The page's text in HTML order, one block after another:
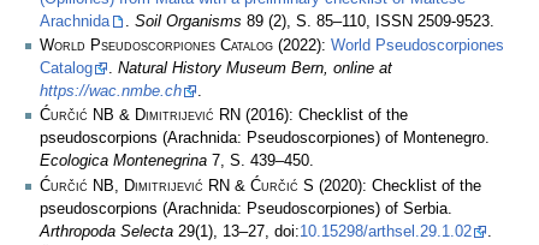
Arachnida
. Soil Organisms 89 (2), S. 85–110, ISSN 2509-9523.
World Pseudoscorpiones Catalog (2022): World Pseudoscorpiones
Catalog
. Natural History Museum Bern, online at
https://wac.nmbe.ch
.
Ćurčić NB & Dimitrijević RN (2016): Checklist of the
pseudoscorpions (Arachnida: Pseudoscorpiones) of Montenegro.
Ecologica Montenegrina 7, S. 439–450.
Ćurčić NB, Dimitrijević RN & Ćurčić S (2020): Checklist of the
pseudoscorpions (Arachnida: Pseudoscorpiones) of Serbia.
Arthropoda Selecta 29(1), 13–27, doi:10.15298/arthsel.29.1.02